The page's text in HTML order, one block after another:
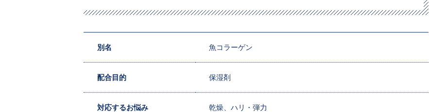
別名 魚コラーゲン
配合目的 保湿剤
対応するお悩み 乾燥、ハリ・弾力